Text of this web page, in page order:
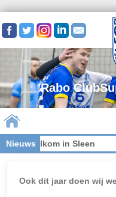
Rabo
Nieuws
niet welkom in Sleen
Ook dit jaar doen wij